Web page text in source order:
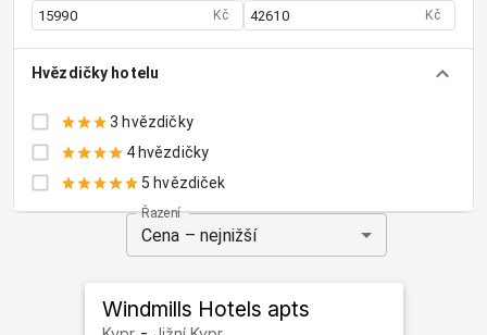
Kč Kč
Hvězdičky hotelu
3 hvězdičky
4 hvězdičky
5 hvězdiček
Řazení
Cena – nejnižší
Windmills Hotels apts